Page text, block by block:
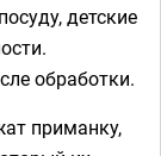
детские
обработки.
приманку,